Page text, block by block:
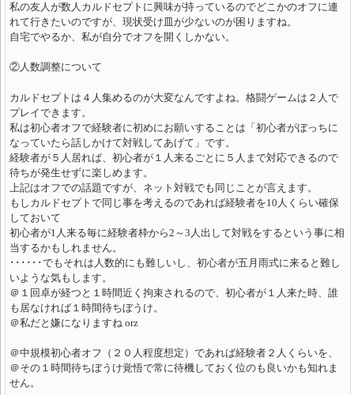
私の友人が数人カルドセプトに興味が持っているのでどこかのオフに連
れて行きたいのですが、現状受け皿が少ないのが困りますね。
自宅でやるか、私が自分でオフを開くしかない。
②人数調整について
カルドセプトは４人集めるのが大変なんですよね。格闘ゲームは２人で
プレイできます。
私は初心者オフで経験者に初めにお願いすることは「初心者がぼっちに
なっていたら話しかけて対戦してあげて」です。
経験者が５人居れば、初心者が１人来るごとに５人まで対応できるので
待ちが発生せずに楽しめます。
上記はオフでの話題ですが、ネット対戦でも同じことが言えます。
もしカルドセプトで同じ事を考えるのであれば経験者を10人くらい確保
しておいて
初心者が1人来る毎に経験者枠から2～3人出して対戦をするという事に相
当するかもしれません。
･･････でもそれは人数的にも難しいし、初心者が五月雨式に来ると難し
いような気もします。
＠１回卓が経つと１時間近く拘束されるので、初心者が１人来た時、誰
も居なければ１時間待ちぼうけ。
＠私だと嫌になりますね orz
＠中規模初心者オフ（２０人程度想定）であれば経験者２人くらいを、
＠その１時間待ちぼうけ覚悟で常に待機しておく位のも良いかも知れま
せん。